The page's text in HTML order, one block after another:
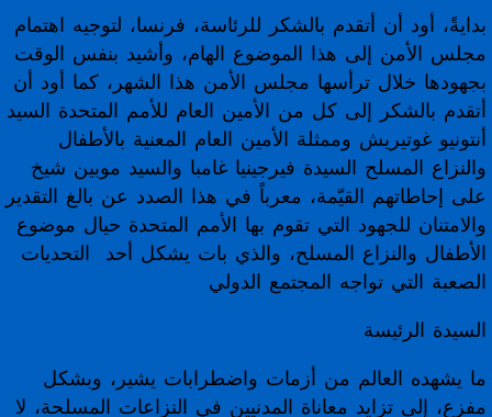
Security Council Statements - 2018
The Permanent Representative
Statements
UNGA High-Level Statements
UNGA 71 Statements
UNGA 72 Statements
UNGA 74 Statements
بدايةً، أود أن أتقدم بالشكر للرئاسة، فرنسا، لتوجيه اهتمام
مجلس الأمن إلى هذا الموضوع الهام، وأشيد بنفس الوقت
بجهودها خلال ترأسها مجلس الأمن هذا الشهر، كما أود أن
أتقدم بالشكر إلى كل من الأمين العام للأمم المتحدة السيد
أنتونيو غوتيريش وممثلة الأمين العام المعنية بالأطفال
والنزاع المسلح السيدة فيرجينيا غامبا والسيد موبين شيخ
على إحاطاتهم القيّمة، معرباً في هذا الصدد عن بالغ التقدير
والامتنان للجهود التي تقوم بها الأمم المتحدة حيال موضوع
الأطفال والنزاع المسلح، والذي بات يشكل أحد التحديات
الصعبة التي تواجه المجتمع الدولي
السيدة الرئيسة
ما يشهده العالم من أزمات واضطرابات يشير، وبشكل
مفزع، إلى تزايد معاناة المدنيين في النزاعات المسلحة، لا